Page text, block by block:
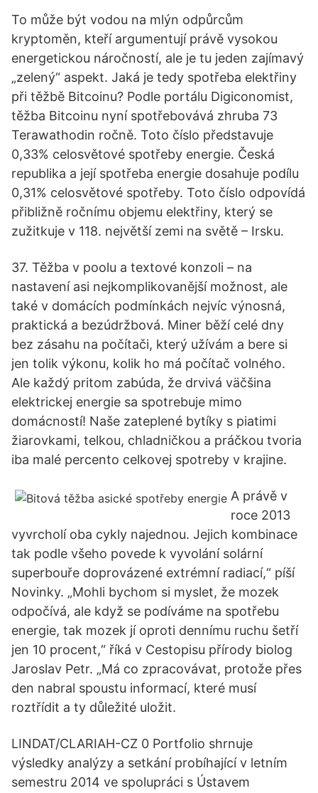
To může být vodou na mlýn odpůrcům
kryptoměn, kteří argumentují právě vysokou
energetickou náročností, ale je tu jeden zajímavý
„zelený“ aspekt. Jaká je tedy spotřeba elektřiny
při těžbě Bitcoinu? Podle portálu Digiconomist,
těžba Bitcoinu nyní spotřebovává zhruba 73
Terawathodin ročně. Toto číslo představuje
0,33% celosvětové spotřeby energie. Česká
republika a její spotřeba energie dosahuje podílu
0,31% celosvětové spotřeby. Toto číslo odpovídá
přibližně ročnímu objemu elektřiny, který se
zužitkuje v 118. největší zemi na světě – Irsku.
37. Těžba v poolu a textové konzoli – na
nastavení asi nejkomplikovanější možnost, ale
také v domácích podmínkách nejvíc výnosná,
praktická a bezúdržbová. Miner běží celé dny
bez zásahu na počítači, který užívám a bere si
jen tolik výkonu, kolik ho má počítač volného.
Ale každý pritom zabúda, že drvivá väčšina
elektrickej energie sa spotrebuje mimo
domácností! Naše zateplené bytíky s piatimi
žiarovkami, telkou, chladničkou a práčkou tvoria
iba malé percento celkovej spotreby v krajine.
A právě v
roce 2013
vyvrcholí oba cykly najednou. Jejich kombinace
tak podle všeho povede k vyvolání solární
superbouře doprovázené extrémní radiací,“ píší
Novinky. „Mohli bychom si myslet, že mozek
odpočívá, ale když se podíváme na spotřebu
energie, tak mozek jí oproti dennímu ruchu šetří
jen 10 procent,“ říká v Cestopisu přírody biolog
Jaroslav Petr. „Má co zpracovávat, protože přes
den nabral spoustu informací, které musí
roztřídit a ty důležité uložit.
LINDAT/CLARIAH-CZ 0 Portfolio shrnuje
výsledky analýzy a setkání probíhající v letním
semestru 2014 ve spolupráci s Ústavem